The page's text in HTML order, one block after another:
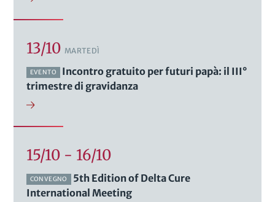
13/10 MARTEDÌ
EVENTO
Incontro gratuito per futuri papà: il III°
trimestre di gravidanza
15/10 - 16/10
CONVEGNO
5th Edition of Delta Cure
International Meeting